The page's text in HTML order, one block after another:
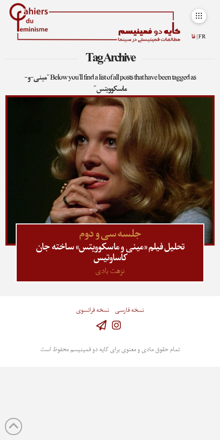
FR | فا
Tag Archive
Below you'll find a list of all posts that have been tagged as“مینی-و-
ماسکوویتس”
جلسه سی‌ و دوم
تحلیل فیلم «مینی و ماسکوویتس» ساخته جان
کاساوتیس
نزهت بادی
نسخه فارسی نسخه فرانسوی
تمام حقوق مادی و معنوی برای کایه دو فمینیسم محفوظ است